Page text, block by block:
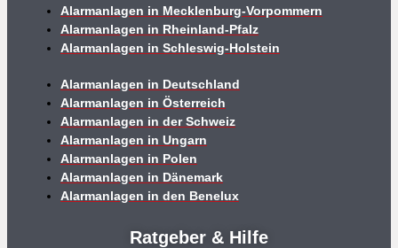
Alarmanlagen in Mecklenburg-Vorpommern
Alarmanlagen in Rheinland-Pfalz
Alarmanlagen in Schleswig-Holstein
Alarmanlagen in Deutschland
Alarmanlagen in Österreich
Alarmanlagen in der Schweiz
Alarmanlagen in Ungarn
Alarmanlagen in Polen
Alarmanlagen in Dänemark
Alarmanlagen in den Benelux
Ratgeber & Hilfe